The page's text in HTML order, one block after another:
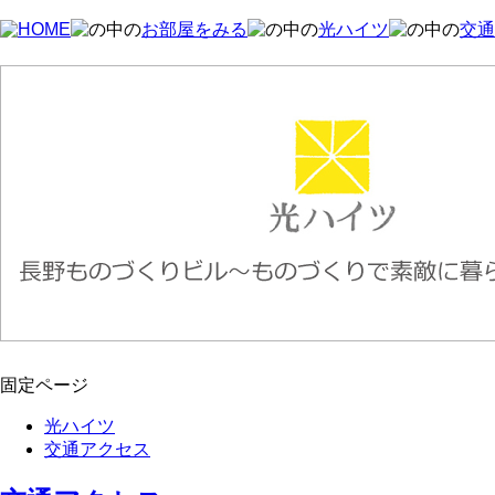
お部屋をみる 光ハイツ 交
固定ページ
光ハイツ
交通アクセス